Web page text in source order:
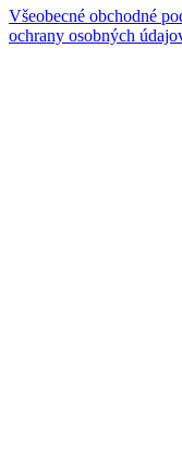
Všeobecné obchodné
ochrany osobných